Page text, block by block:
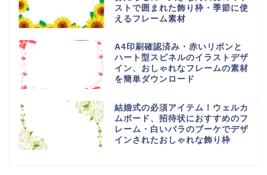
ストで囲まれた飾り枠・季節に使
えるフレーム素材
A4印刷確認済み・赤いリボンと
ハート型スピネルのイラストデザ
イン、おしゃれなフレームの素材
を簡単ダウンロード
結婚式の必須アイテム！ウェルカ
ムボード、招待状におすすめのフ
レーム・白いバラのブーケでデザ
インされたおしゃれな飾り枠